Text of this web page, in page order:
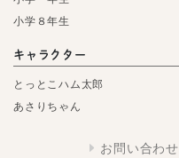
小学８年生
キャラクター
とっとこハム太郎
あさりちゃん
お問い合わせ